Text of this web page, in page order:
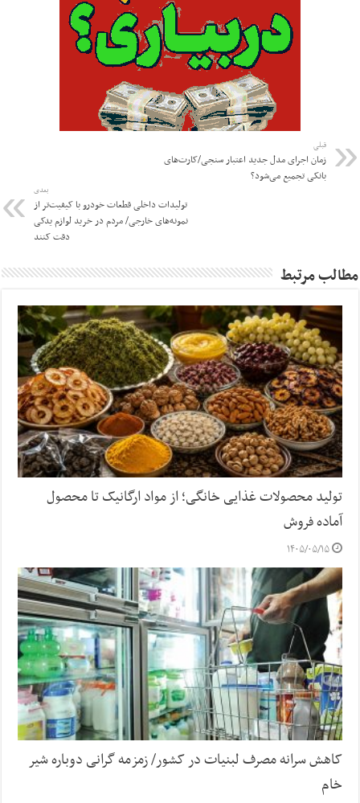
قبلی
زمان اجرای مدل جدید اعتبار سنجی/کارت‌های
بانکی تجمیع می‌شود؟
بعدی
تولیدات داخلی قطعات خودرو با کیفیت‌تر از
نمونه‌های خارجی/ مردم در خرید لوازم یدکی
دقت کنند
مطالب مرتبط
تولید محصولات غذایی خانگی؛ از مواد ارگانیک تا محصول
آماده فروش
۱۴۰۵/۰۵/۱۵
کاهش سرانه مصرف لبنیات در کشور/ زمزمه گرانی دوباره شیر
خام